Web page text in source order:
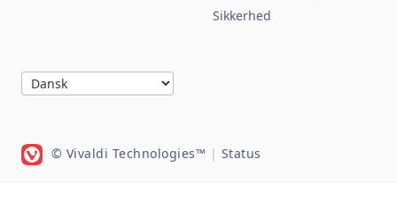
Sikkerhed
© Vivaldi Technologies™ | Status